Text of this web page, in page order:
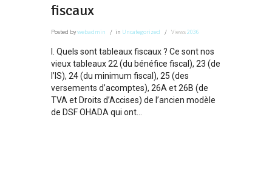
fiscaux
Posted bywebadmin in Uncategorized Views2036
I. Quels sont tableaux fiscaux ? Ce sont nos
vieux tableaux 22 (du bénéfice fiscal), 23 (de
l’IS), 24 (du minimum fiscal), 25 (des
versements d’acomptes), 26A et 26B (de
TVA et Droits d’Accises) de l’ancien modèle
de DSF OHADA qui ont...